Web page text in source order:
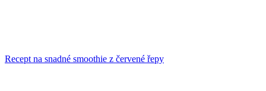
Recept na snadné smoothie z červené řepy